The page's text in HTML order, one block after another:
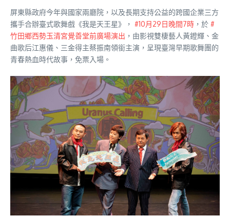
屏東縣政府今年與國家兩廳院，以及長期支持公益的跨國企業三方
攜手合辦臺式歌舞戲《我是天王星》， #10月29日晚間7時 ，於 #
竹田鄉西勢玉清宮覺善堂前廣場演出 ，由影視雙棲藝人黃鐙輝、金
曲歌后江惠儀、三金得主蔡振南領銜主演，呈現臺灣早期歌舞團的
青春熱血時代故事，免票入場。